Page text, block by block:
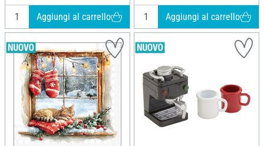
Aggiungi al carrello Aggiungi al carrello